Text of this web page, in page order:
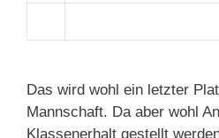
Das wird wohl ein letzter
Mannschaft. Da aber wohl
Klassenerhalt gestellt